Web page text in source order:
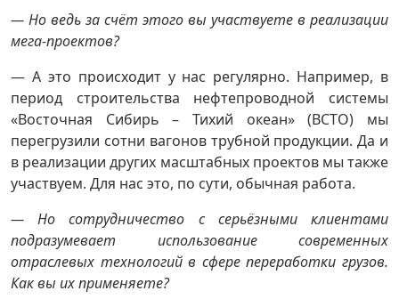
— Но ведь за счёт этого вы участвуете в реализации
мега-проектов?
— А это происходит у нас регулярно. Например, в
период строительства нефтепроводной системы
«Восточная Сибирь – Тихий океан» (ВСТО) мы
перегрузили сотни вагонов трубной продукции. Да и
в реализации других масштабных проектов мы также
участвуем. Для нас это, по сути, обычная работа.
— Но сотрудничество с серьёзными клиентами
подразумевает использование современных
отраслевых технологий в сфере переработки грузов.
Как вы их применяете?